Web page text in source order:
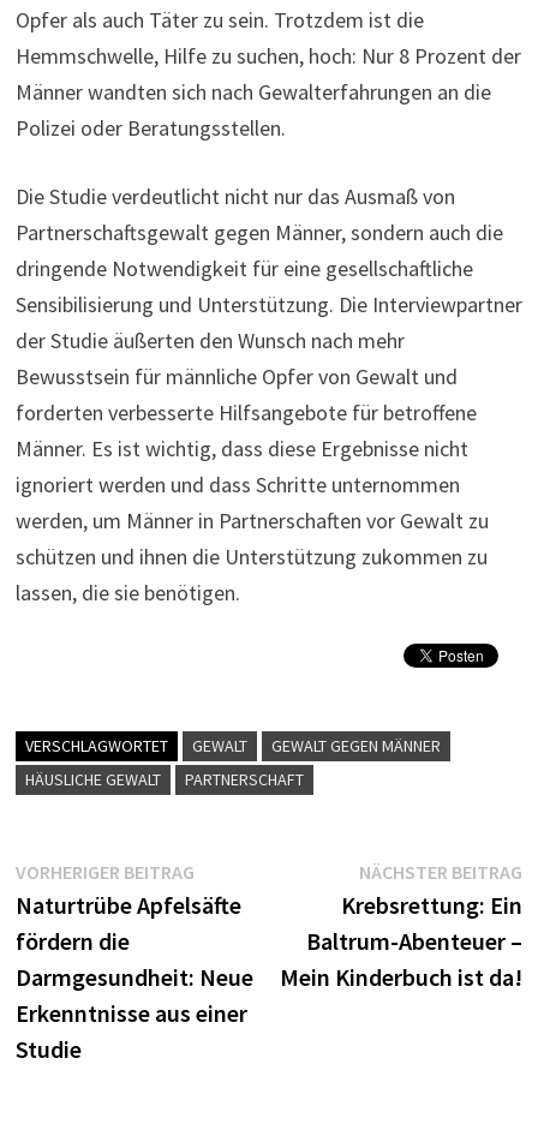
Opfer als auch Täter zu sein. Trotzdem ist die
Hemmschwelle, Hilfe zu suchen, hoch: Nur 8 Prozent der
Männer wandten sich nach Gewalterfahrungen an die
Polizei oder Beratungsstellen.
Die Studie verdeutlicht nicht nur das Ausmaß von
Partnerschaftsgewalt gegen Männer, sondern auch die
dringende Notwendigkeit für eine gesellschaftliche
Sensibilisierung und Unterstützung. Die Interviewpartner
der Studie äußerten den Wunsch nach mehr
Bewusstsein für männliche Opfer von Gewalt und
forderten verbesserte Hilfsangebote für betroffene
Männer. Es ist wichtig, dass diese Ergebnisse nicht
ignoriert werden und dass Schritte unternommen
werden, um Männer in Partnerschaften vor Gewalt zu
schützen und ihnen die Unterstützung zukommen zu
lassen, die sie benötigen.
VERSCHLAGWORTET GEWALT
GEWALT GEGEN MÄNNER
HÄUSLICHE GEWALT
PARTNERSCHAFT
Beitragsnavigation
VORHERIGER BEITRAGVorheriger
Beitrag:
Naturtrübe Apfelsäfte
fördern die
Darmgesundheit: Neue
Erkenntnisse aus einer
Studie
NÄCHSTER BEITRAG
Krebsrettung: Ein
Baltrum-Abenteuer –
Mein Kinderbuch ist da!